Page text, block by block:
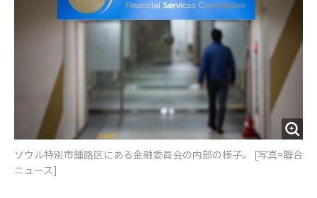
ソウル特別市鍾路区にある金融委員会の内部の様子。 [写真=聯合
ニュース]